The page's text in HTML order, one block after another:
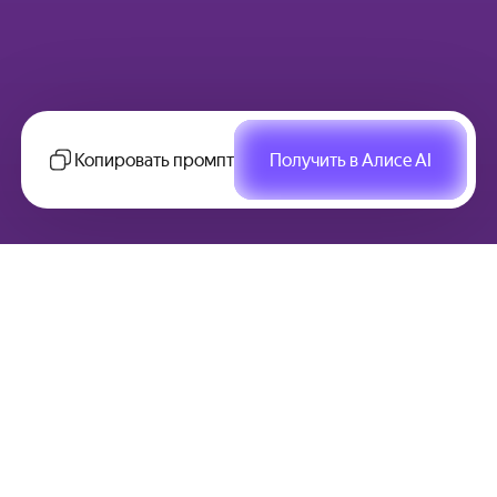
Копировать промпт Получить в Алисе AI